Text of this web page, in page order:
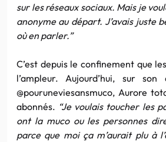
sur les réseaux sociaux. Mais je
anonyme au départ. J’avais juste
où en parler.”
C’est depuis le confinement que
l’ampleur. Aujourd’hui, sur son
@pouruneviesansmuco, Aurore
abonnés. “Je voulais toucher les
ont la muco ou les personnes
parce que moi ça m’aurait plu à